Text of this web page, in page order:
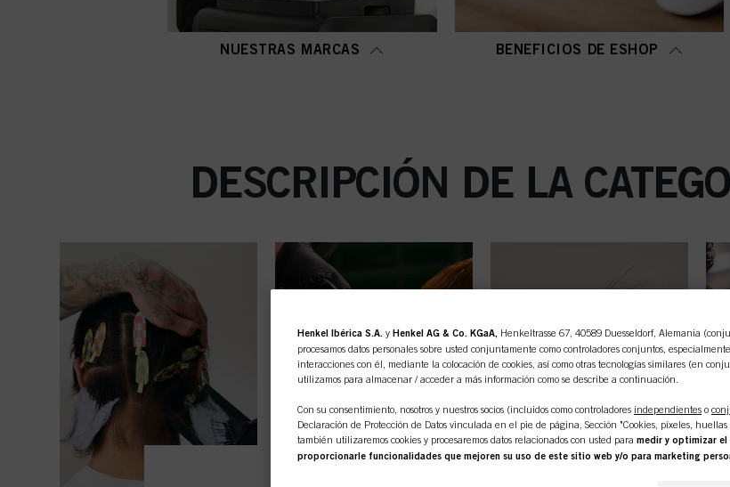
NUESTRAS MARCAS BENEFICIOS DE ESHOP
DESCRIPCIÓN DE LA
Henkel Ibérica S.A. y Henkel AG & Co. KGaA, Henkeltrasse 67, 40589 Duesseldorf, Alemania
procesamos datos personales sobre usted conjuntamente como controladores conjuntos,
interacciones con él, mediante la colocación de cookies, así como otras tecnologías similares (en
utilizamos para almacenar / acceder a más información como se describe a continuación.
Con su consentimiento, nosotros y nuestros socios (incluidos como controladores independientes o
Declaración de Protección de Datos vinculada en el pie de página, Sección "Cookies, píxeles,
también utilizaremos cookies y procesaremos datos relacionados con usted para medir y optimizar
proporcionarle funcionalidades que mejoren su uso de este sitio web y/o para marketing